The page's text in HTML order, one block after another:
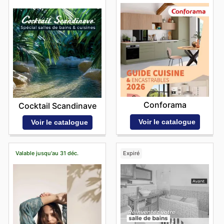
Cocktail Scandinave
Voir le catalogue
Conforama
Voir le catalogue
Valable jusqu'au 31 déc. Expiré